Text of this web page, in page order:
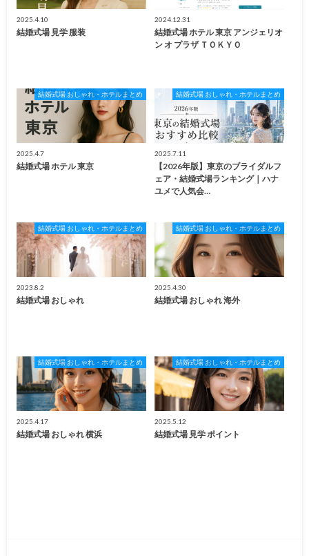
2025.4.10
結婚式場 見学 服装
2024.12.31
結婚式場 ホテル 東京 アンジェリオ
ン オ プラザ ＴＯＫＹＯ
結婚式場 おしゃれ・ホテルまとめ
2025.4.7
結婚式場 ホテル 東京
結婚式場 おしゃれ・ホテルまとめ
2025.7.11
【2026年版】東京のブライダルフ
ェア・結婚式場ランキング｜ハナ
ユメで人気会…
結婚式場 おしゃれ・ホテルまとめ
2023.8.2
結婚式場 おしゃれ
結婚式場 おしゃれ・ホテルまとめ
2025.4.30
結婚式場 おしゃれ 海外
結婚式場 おしゃれ・ホテルまとめ
2025.4.17
結婚式場 おしゃれ 横浜
結婚式場 おしゃれ・ホテルまとめ
2025.5.12
結婚式場 見学 ポイント